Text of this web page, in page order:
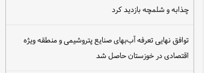
چذابه و شلمچه بازدید کرد
توافق نهایی تعرفه آب‌بهای صنایع پتروشیمی و منطقه ویژه
اقتصادی در خوزستان حاصل شد